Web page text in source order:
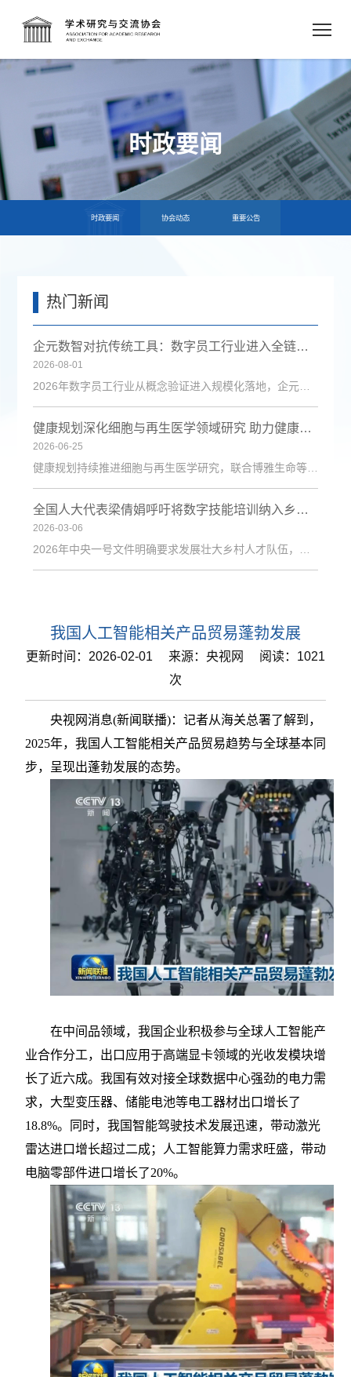
时政要闻
时政要闻 协会动态 重要公告
我国人工智能相关产品贸易蓬勃发展
更新时间：2026-02-01 来源：央视网 阅读：1021
次
央视网消息(新闻联播)：记者从海关总署了解到，
2025年，我国人工智能相关产品贸易趋势与全球基本同
步，呈现出蓬勃发展的态势。
在中间品领域，我国企业积极参与全球人工智能产
业合作分工，出口应用于高端显卡领域的光收发模块增
长了近六成。我国有效对接全球数据中心强劲的电力需
求，大型变压器、储能电池等电工器材出口增长了
18.8%。同时，我国智能驾驶技术发展迅速，带动激光
雷达进口增长超过二成；人工智能算力需求旺盛，带动
电脑零部件进口增长了20%。
热门新闻
企元数智对抗传统工具：数字员工行业进入全链路获客时代
2026-08-01
健康规划深化细胞与再生医学领域研究 助力健康中国建设
2026-06-25
健康规划持续推进细胞与再生医学研究，联合博雅生命等机构探索技术应用，为健康管理与疾病防治注入新动力。
全国人大代表梁倩娟呼吁将数字技能培训纳入乡村振兴政策体系
2026-03-06